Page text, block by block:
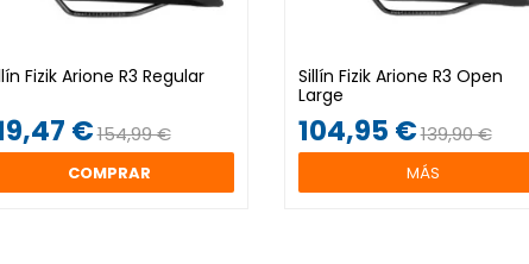
Fizik Arione R3 Regular
€154,99 €
COMPRAR
Sillín Fizik Arione R3 Open
Large
104,95 €139,90 €
MÁS